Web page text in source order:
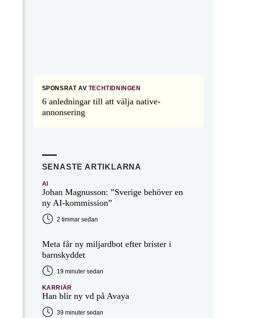
SPONSRAT AV TECHTIDNINGEN
6 anledningar till att välja native-
annonsering
SENASTE ARTIKLARNA
AI
Johan Magnusson: ”Sverige behöver en
ny AI-kommission”
2 timmar sedan
Meta får ny miljardbot efter brister i
barnskyddet
19 minuter sedan
KARRIÄR
Han blir ny vd på Avaya
39 minuter sedan